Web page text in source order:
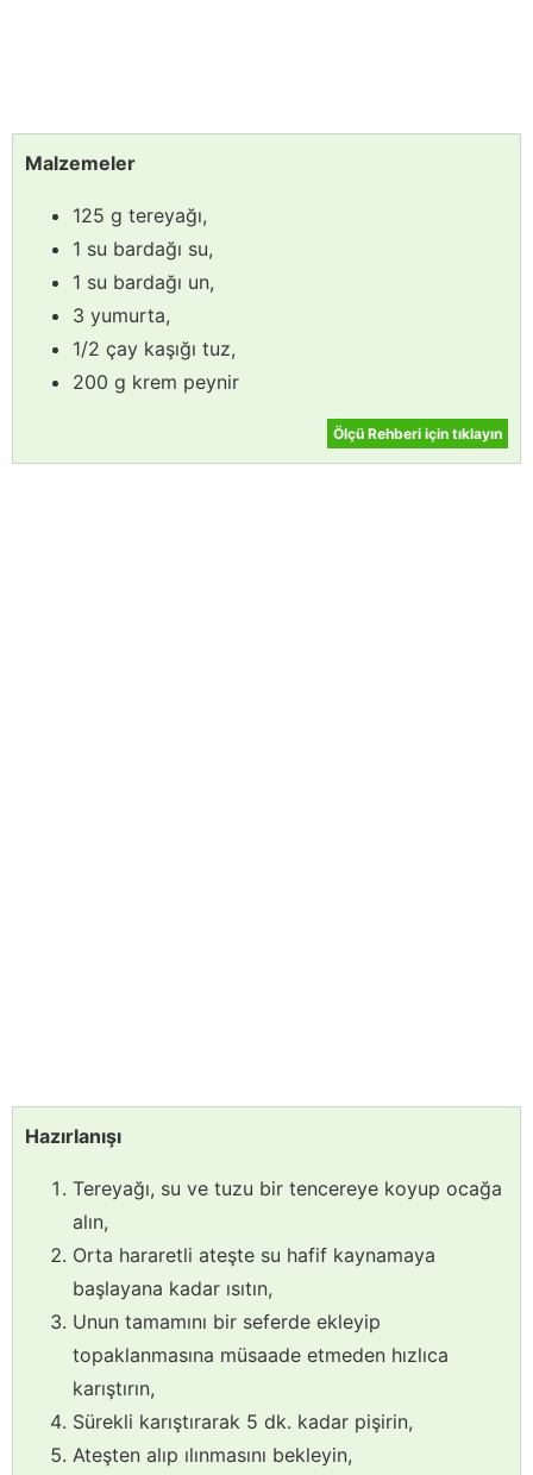
Malzemeler
125 g tereyağı,
1 su bardağı su,
1 su bardağı un,
3 yumurta,
1/2 çay kaşığı tuz,
200 g krem peynir
Ölçü Rehberi için tıklayın
Hazırlanışı
Tereyağı, su ve tuzu bir tencereye koyup ocağa
alın,
Orta hararetli ateşte su hafif kaynamaya
başlayana kadar ısıtın,
Unun tamamını bir seferde ekleyip
topaklanmasına müsaade etmeden hızlıca
karıştırın,
Sürekli karıştırarak 5 dk. kadar pişirin,
Ateşten alıp ılınmasını bekleyin,